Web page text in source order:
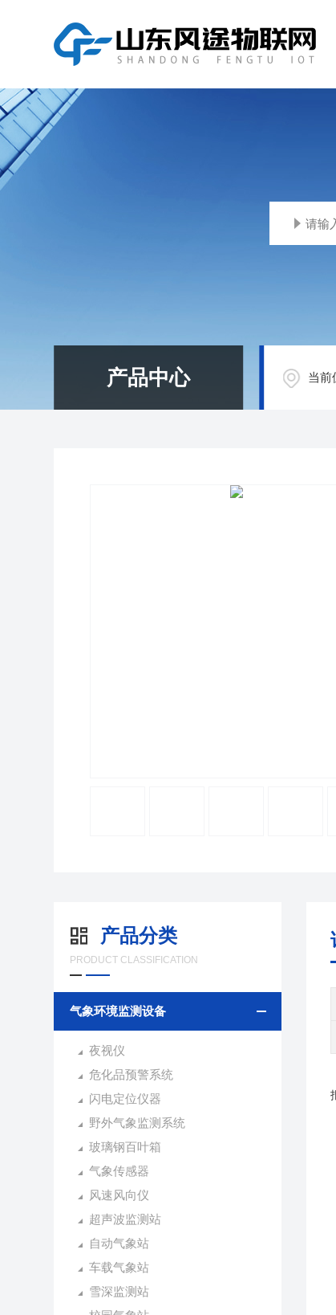
产品中心 当前
产品分类
PRODUCT CLASSIFICATION
气象环境监测设备
夜视仪
危化品预警系统
闪电定位仪器
野外气象监测系统
玻璃钢百叶箱
气象传感器
风速风向仪
超声波监测站
自动气象站
车载气象站
雪深监测站